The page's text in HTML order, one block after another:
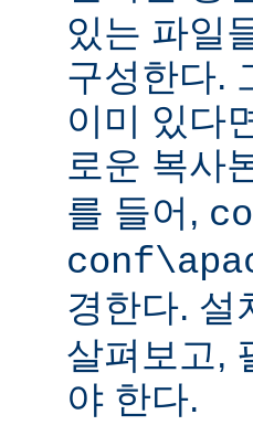
있는 파일
구성한다.
이미 있다
로운 복사
를 들어,
경한다. 설
살펴보고,
야 한다.